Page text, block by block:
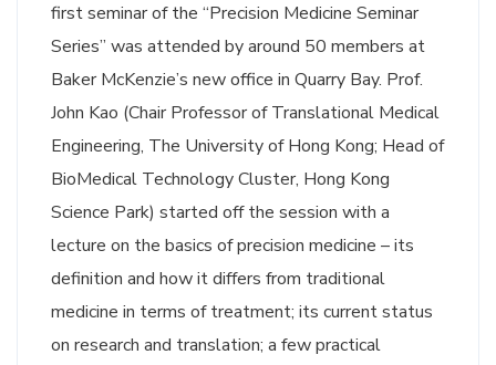
first seminar of the “Precision Medicine Seminar
Series” was attended by around 50 members at
Baker McKenzie’s new office in Quarry Bay. Prof.
John Kao (Chair Professor of Translational Medical
Engineering, The University of Hong Kong; Head of
BioMedical Technology Cluster, Hong Kong
Science Park) started off the session with a
lecture on the basics of precision medicine – its
definition and how it differs from traditional
medicine in terms of treatment; its current status
on research and translation; a few practical